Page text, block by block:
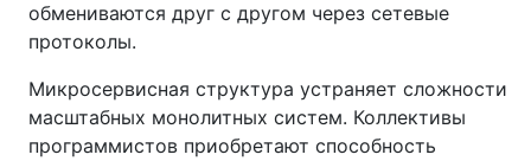
обмениваются друг с другом через сетевые
протоколы.
Микросервисная структура устраняет сложности
масштабных монолитных систем. Коллективы
программистов приобретают способность